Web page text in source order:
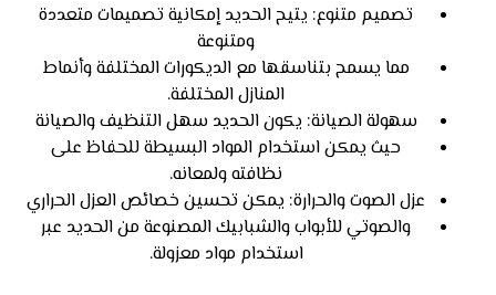
تصميم متنوع: يتيح الحديد إمكانية تصميمات متعددة
ومتنوعة
مما يسمح بتناسقها مع الديكورات المختلفة وأنماط
المنازل المختلفة.
سهولة الصيانة: يكون الحديد سهل التنظيف والصيانة
حيث يمكن استخدام المواد البسيطة للحفاظ على
نظافته ولمعانه.
عزل الصوت والحرارة: يمكن تحسين خصائص العزل الحراري
والصوتي للأبواب والشبابيك المصنوعة من الحديد عبر
استخدام مواد معزولة.